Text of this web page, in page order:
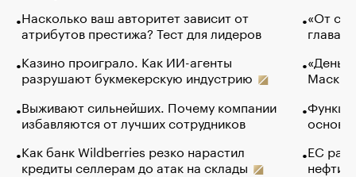
Насколько ваш авторитет зависит от
атрибутов престижа? Тест для лидеров
Казино проиграло. Как ИИ-агенты
разрушают букмекерскую индустрию
Выживают сильнейших. Почему компании
избавляются от лучших сотрудников
Как банк Wildberries резко нарастил
кредиты селлерам до атак на склады
«От
глава
Маск в
основ
ЕС
нефти